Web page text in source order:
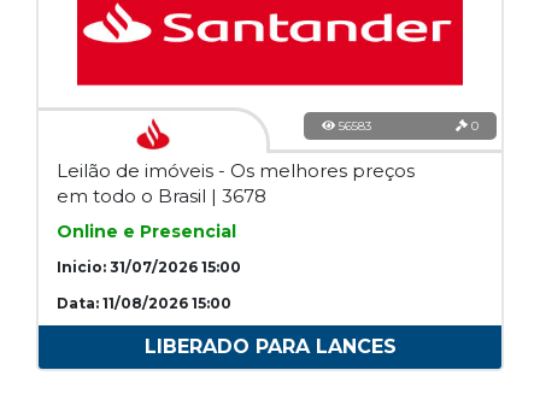
56583 0
Leilão de imóveis - Os melhores preços
em todo o Brasil | 3678
Online e Presencial
Inicio: 31/07/2026 15:00
Data: 11/08/2026 15:00
LIBERADO PARA LANCES